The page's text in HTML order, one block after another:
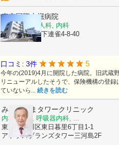
東京国際大堀病院
泌尿器科, 婦人科, 内科
東京都三鷹市下連雀4-8-40
口コミ: 3件 5
今年の(2019)4月に開院した病院。旧武蔵
リニューアルしたそうで、保険機構の登録
ていないら... 続きを読む
みかわしまタワークリニック
内科, 外科, 呼吸器内科, ...
東京都荒川区東日暮里6丁目1-1
アトラスブランズタワー三河島2F